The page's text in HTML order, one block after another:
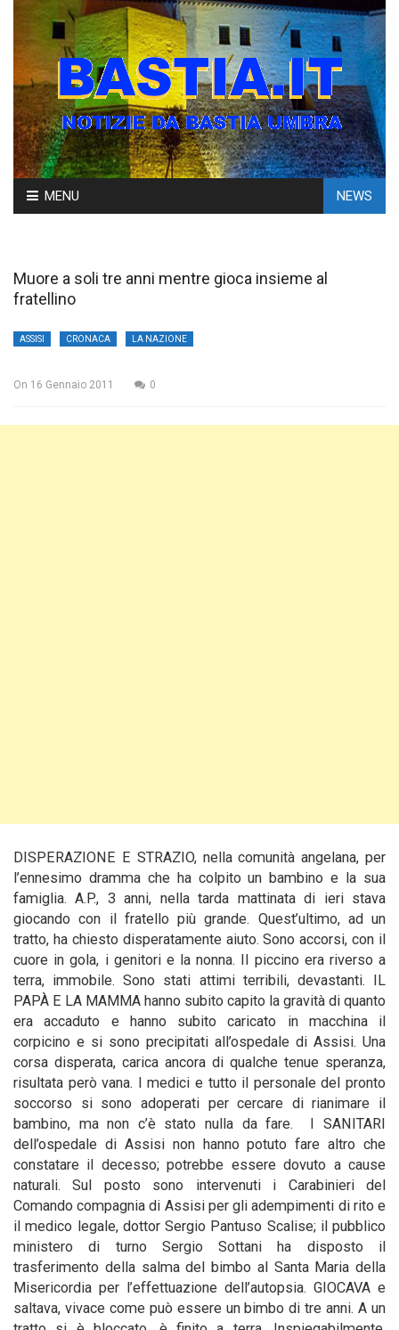
Skip
to
MENU NEWS
Muore a soli tre anni mentre gioca insieme al
fratellino
ASSISI CRONACA LA NAZIONE
On 16 Gennaio 2011 0
DISPERAZIONE E STRAZIO, nella comunità angelana, per
l’ennesimo dramma che ha colpito un bambino e la sua
famiglia. A.P., 3 anni, nella tarda mattinata di ieri stava
giocando con il fratello più grande. Quest’ultimo, ad un
tratto, ha chiesto disperatamente aiuto. Sono accorsi, con il
cuore in gola, i genitori e la nonna. Il piccino era riverso a
terra, immobile. Sono stati attimi terribili, devastanti. IL
PAPÀ E LA MAMMA hanno subito capito la gravità di quanto
era accaduto e hanno subito caricato in macchina il
corpicino e si sono precipitati all’ospedale di Assisi. Una
corsa disperata, carica ancora di qualche tenue speranza,
risultata però vana. I medici e tutto il personale del pronto
soccorso si sono adoperati per cercare di rianimare il
bambino, ma non c’è stato nulla da fare. I SANITARI
dell’ospedale di Assisi non hanno potuto fare altro che
constatare il decesso; potrebbe essere dovuto a cause
naturali. Sul posto sono intervenuti i Carabinieri del
Comando compagnia di Assisi per gli adempimenti di rito e
il medico legale, dottor Sergio Pantuso Scalise; il pubblico
ministero di turno Sergio Sottani ha disposto il
trasferimento della salma del bimbo al Santa Maria della
Misericordia per l’effettuazione dell’autopsia. GIOCAVA e
saltava, vivace come può essere un bimbo di tre anni. A un